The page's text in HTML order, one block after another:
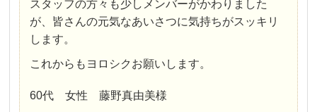
スタッフの方々も少しメンバーがかわりました
が、皆さんの元気なあいさつに気持ちがスッキリ
します。
これからもヨロシクお願いします。
60代 女性 藤野真由美様